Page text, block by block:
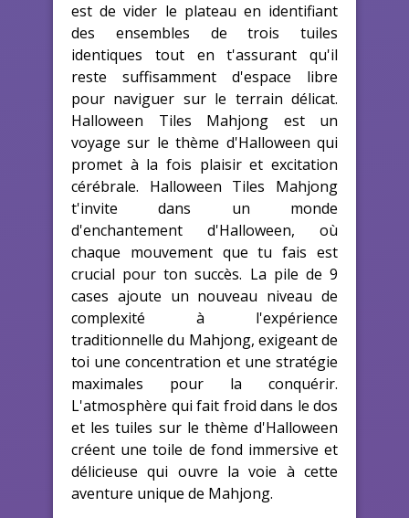
est de vider le plateau en identifiant
des ensembles de trois tuiles
identiques tout en t'assurant qu'il
reste suffisamment d'espace libre
pour naviguer sur le terrain délicat.
Halloween Tiles Mahjong est un
voyage sur le thème d'Halloween qui
promet à la fois plaisir et excitation
cérébrale. Halloween Tiles Mahjong
t'invite dans un monde
d'enchantement d'Halloween, où
chaque mouvement que tu fais est
crucial pour ton succès. La pile de 9
cases ajoute un nouveau niveau de
complexité à l'expérience
traditionnelle du Mahjong, exigeant de
toi une concentration et une stratégie
maximales pour la conquérir.
L'atmosphère qui fait froid dans le dos
et les tuiles sur le thème d'Halloween
créent une toile de fond immersive et
délicieuse qui ouvre la voie à cette
aventure unique de Mahjong.